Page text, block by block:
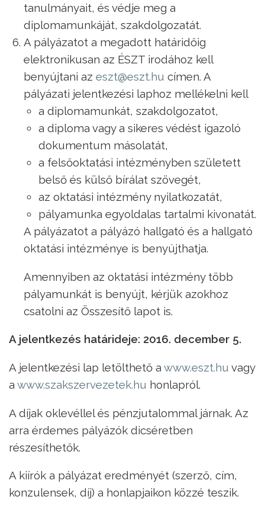
tanulmányait, és védje meg a
diplomamunkáját, szakdolgozatát.
A pályázatot a megadott határidőig
elektronikusan az ÉSZT irodához kell
benyújtani az eszt@eszt.hu címen. A
pályázati jelentkezési laphoz mellékelni kell
a diplomamunkát, szakdolgozatot,
a diploma vagy a sikeres védést igazoló
dokumentum másolatát,
a felsőoktatási intézményben született
belső és külső bírálat szövegét,
az oktatási intézmény nyilatkozatát,
pályamunka egyoldalas tartalmi kivonatát.
A pályázatot a pályázó hallgató és a hallgató
oktatási intézménye is benyújthatja.
Amennyiben az oktatási intézmény több
pályamunkát is benyújt, kérjük azokhoz
csatolni az Összesítő lapot is.
A jelentkezés határideje: 2016. december 5.
A jelentkezési lap letölthető a www.eszt.hu vagy
a www.szakszervezetek.hu honlapról.
A díjak oklevéllel és pénzjutalommal járnak. Az
arra érdemes pályázók dicséretben
részesíthetők.
A kiírók a pályázat eredményét (szerző, cím,
konzulensek, díj) a honlapjaikon közzé teszik.